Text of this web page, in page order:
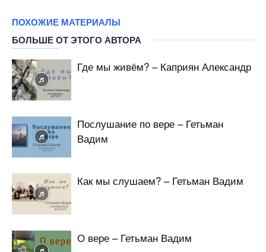
ПОХОЖИЕ МАТЕРИАЛЫ
БОЛЬШЕ ОТ ЭТОГО АВТОРА
Где мы живём? – Каприян Александр
Послушание по вере – Гетьман
Вадим
Как мы слушаем? – Гетьман Вадим
О вере – Гетьман Вадим